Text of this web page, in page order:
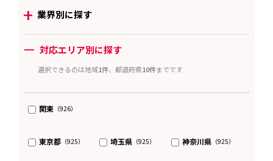
+ 業界別に探す
ー 対応エリア別に探す
選択できるのは地域1件、都道府県10件までです
関東（926）
東京都（925） 埼玉県 （925） 神奈川県 （925）